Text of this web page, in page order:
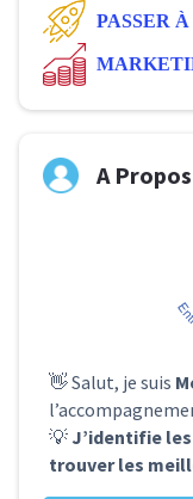
PASSER
A
👋 Salut, je suis
💡 J’identifie
trouver les